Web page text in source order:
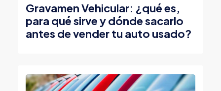
Gravamen Vehicular: ¿qué es,
para qué sirve y dónde sacarlo
antes de vender tu auto usado?